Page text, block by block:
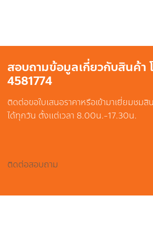
สอบถามข้อมูลเกี่ยวกับสินค้า
4581774
ติดต่อขอใบเสนอราคาหรือเข้ามาเยี่ยมชมสิ
ได้ทุกวัน ตั้งแต่เวลา 8.00น.-17.30น.
ติดต่อสอบถาม